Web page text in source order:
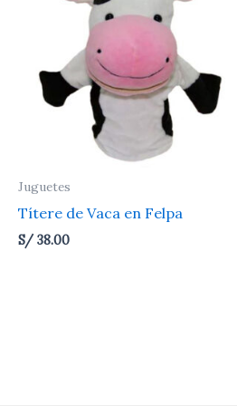
Juguetes
Títere de Vaca en Felpa
S/38.00